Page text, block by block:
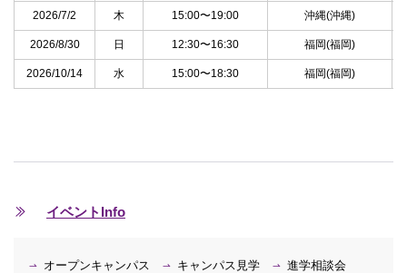
2026/7/2 木 15:00〜19:00 沖縄(沖縄)
2026/8/30 日 12:30〜16:30 福岡(福岡)
2026/10/14 水 15:00〜18:30 福岡(福岡)
イベントInfo
オープンキャンパス キャンパス見学 進学相談会